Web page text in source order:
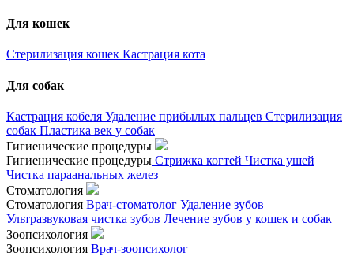
Для кошек
Стерилизация кошек Кастрация кота
Для собак
Кастрация кобеля Удаление прибылых пальцев Стерилизация
собак Пластика век у собак
Гигиенические процедуры
Гигиенические процедуры Стрижка когтей Чистка ушей
Чистка параанальных желез
Стоматология
Стоматология Врач-стоматолог Удаление зубов
Ультразвуковая чистка зубов Лечение зубов у кошек и собак
Зоопсихология
Зоопсихология Врач-зоопсихолог